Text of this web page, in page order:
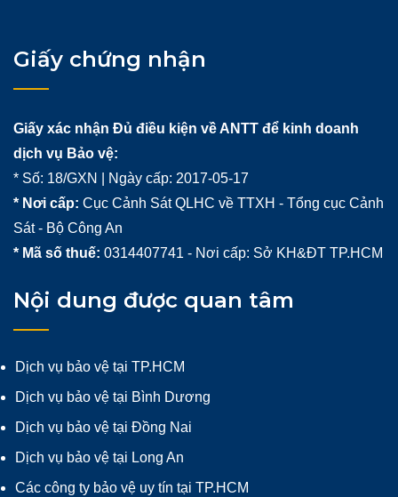
Giấy chứng nhận
Giấy xác nhận Đủ điều kiện về ANTT để kinh doanh
dịch vụ Bảo vệ:
* Số: 18/GXN | Ngày cấp: 2017-05-17
* Nơi cấp: Cục Cảnh Sát QLHC về TTXH - Tổng cục Cảnh
Sát - Bộ Công An
* Mã số thuế: 0314407741 - Nơi cấp: Sở KH&ĐT TP.HCM
Nội dung được quan tâm
Dịch vụ bảo vệ tại TP.HCM
Dịch vụ bảo vệ tại Bình Dương
Dịch vụ bảo vệ tại Đồng Nai
Dịch vụ bảo vệ tại Long An
Các công ty bảo vệ uy tín tại TP.HCM